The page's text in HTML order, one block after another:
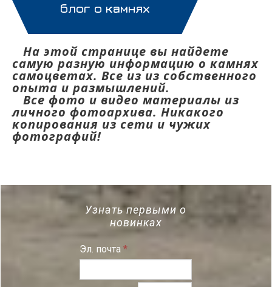
блог о камнях
На этой странице вы найдете
самую разную информацию о камнях
самоцветах. Все из из собственного
опыта и размышлений.
Все фото и видео материалы из
личного фотоархива. Никакого
копирования из сети и чужих
фотографий!
Узнать первыми о
новинках
Эл. почта *